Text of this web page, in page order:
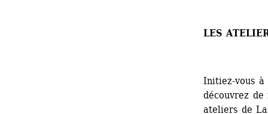
LES
Initiez-vous à
découvrez de
ateliers de